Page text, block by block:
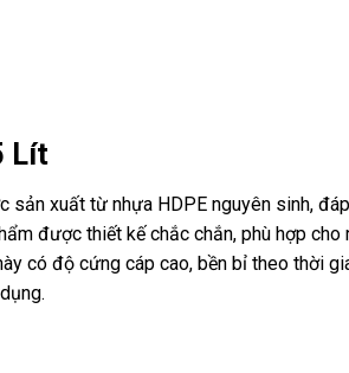
Lít
sản xuất từ nhựa HDPE nguyên sinh,
được thiết kế chắc chắn, phù hợp
có độ cứng cáp cao, bền bỉ theo thời